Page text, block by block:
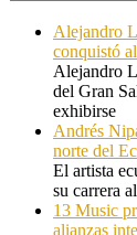
Alejandro
conquistó
Alejandro
del Gran
exhibirse
Andrés
norte del
El artista
su carrera
13 Music
alianzas